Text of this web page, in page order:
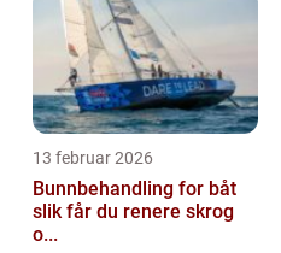
13 februar 2026
Bunnbehandling for båt
slik får du renere skrog
o...